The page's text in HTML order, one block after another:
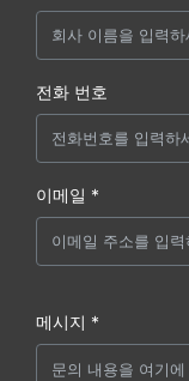
전화 번호
이메일 *
메시지 *